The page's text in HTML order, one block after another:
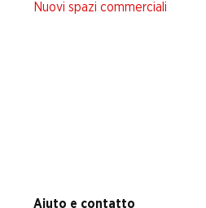
Nuovi spazi commerciali
Aiuto e contatto